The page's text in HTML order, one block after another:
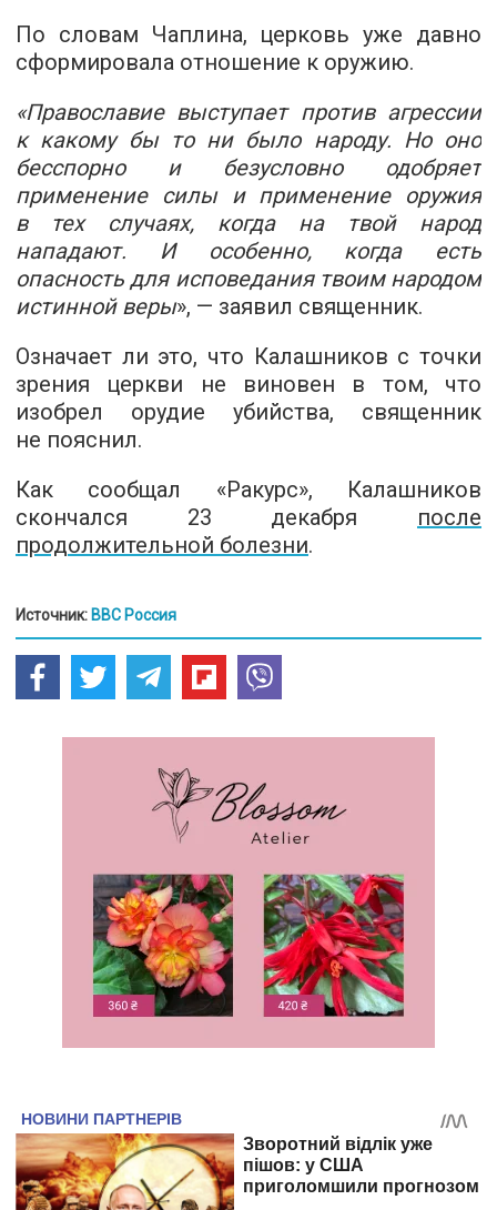
По словам Чаплина, церковь уже давно
сформировала отношение к оружию.
«Православие выступает против агрессии
к какому бы то ни было народу. Но оно
бесспорно и безусловно одобряет
применение силы и применение оружия
в тех случаях, когда на твой народ
нападают. И особенно, когда есть
опасность для исповедания твоим народом
истинной веры», — заявил священник.
Означает ли это, что Калашников с точки
зрения церкви не виновен в том, что
изобрел орудие убийства, священник
не пояснил.
Как сообщал «Ракурс», Калашников
скончался 23 декабря после
продолжительной болезни.
Источник: BBC Россия